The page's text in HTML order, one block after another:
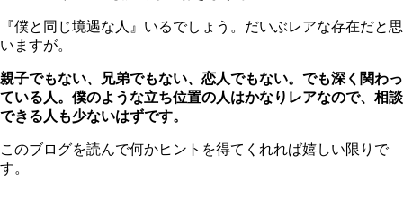
『僕と同じ境遇な人』いるでしょう。だいぶレアな存在だと思
いますが。
親子でもない、兄弟でもない、恋人でもない。でも深く関わっ
ている人。僕のような立ち位置の人はかなりレアなので、相談
できる人も少ないはずです。
このブログを読んで何かヒントを得てくれれば嬉しい限りで
す。